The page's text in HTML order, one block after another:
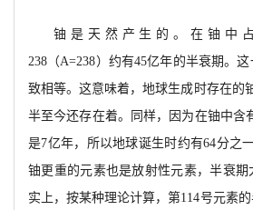
铀是天然产生的。在铀中占
238 （A=238）约有45亿年的半衰期。
致相等。这意味着，地球生成时存在的
半至今还存在着。同样，因为在铀中含
是7亿年，所以地球诞生时约有64分之
铀更重的元素也是放射性元素，半衰期
实上，按某种理论计算，第114号元素